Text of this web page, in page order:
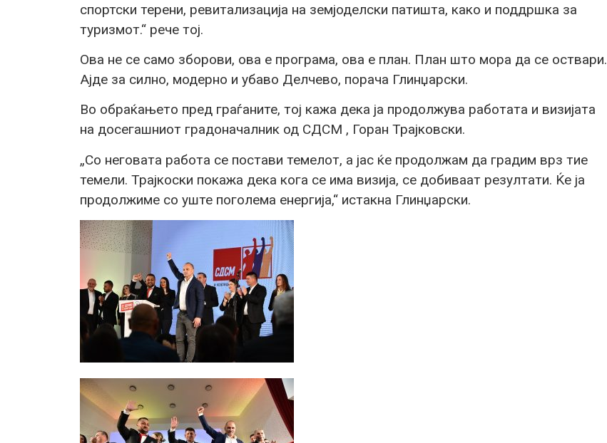
спортски терени, ревитализација на земјоделски патишта, како и поддршка за
туризмот.“ рече тој.
Ова не се само зборови, ова е програма, ова е план. План што мора да се оствари.
Ајде за силно, модерно и убаво Делчево, порача Глинџарски.
Во обраќањето пред граѓаните, тој кажа дека ја продолжува работата и визијата
на досегашниот градоначалник од СДСМ , Горан Трајковски.
„Со неговата работа се постави темелот, а јас ќе продолжам да градим врз тие
темели. Трајкоски покажа дека кога се има визија, се добиваат резултати. Ќе ја
продолжиме со уште поголема енергија,“ истакна Глинџарски.